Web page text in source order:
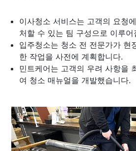
이사청소 서비스는 고객의 요청
처할 수 있는 팀 구성으로 이루어
입주청소는 청소 전 전문가가 현
한 작업을 사전에 계획합니다.
민트케어는 고객의 우려 사항을
여 청소 매뉴얼을 개발했습니다.